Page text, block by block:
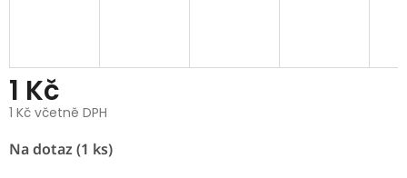
1 Kč
1 Kč včetně DPH
cena:
Na dotaz(1 ks)